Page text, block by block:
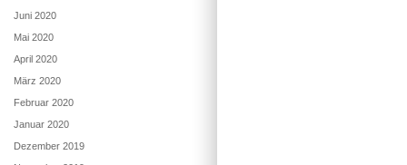
Juni 2020
Mai 2020
April 2020
März 2020
Februar 2020
Januar 2020
Dezember 2019